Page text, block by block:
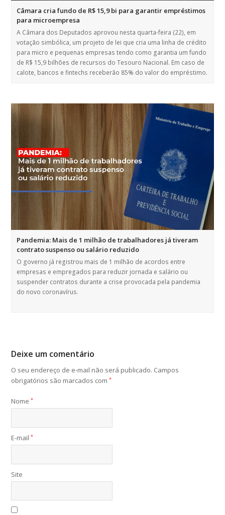
Câmara cria fundo de R$ 15,9 bi para garantir empréstimos
para microempresa
A Câmara dos Deputados aprovou nesta quarta-feira (22), em
votação simbólica, um projeto de lei que cria uma linha de crédito
para micro e pequenas empresas tendo como garantia um fundo
de R$ 15,9 bilhões de recursos do Tesouro Nacional. Em caso de
calote, bancos e fintechs receberão 85% do valor do empréstimo.
Pandemia: Mais de 1 milhão de trabalhadores já tiveram
contrato suspenso ou salário reduzido
O governo já registrou mais de 1 milhão de acordos entre
empresas e empregados para reduzir jornada e salário ou
suspender contratos durante a crise provocada pela pandemia
do novo coronavírus.
Deixe um comentário
O seu endereço de e-mail não será publicado. Campos
obrigatórios são marcados com*
Nome*
E-mail*
Site